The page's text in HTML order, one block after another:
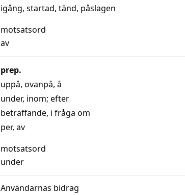
igång, startad, tänd, påslagen
motsatsord
av
prep.
uppå, ovanpå, å
under, inom; efter
beträffande, i fråga om
per, av
motsatsord
under
Användarnas bidrag